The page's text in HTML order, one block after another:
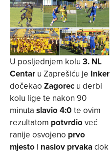
U posljednjem kolu 3. NL
Centar u Zaprešiću je Inker
dočekao Zagorec u derbi
kolu lige te nakon 90
minuta slavio 4:0 te ovim
rezultatom potvrdioveć
ranije osvojeno prvo
mjesto i naslov prvakadok